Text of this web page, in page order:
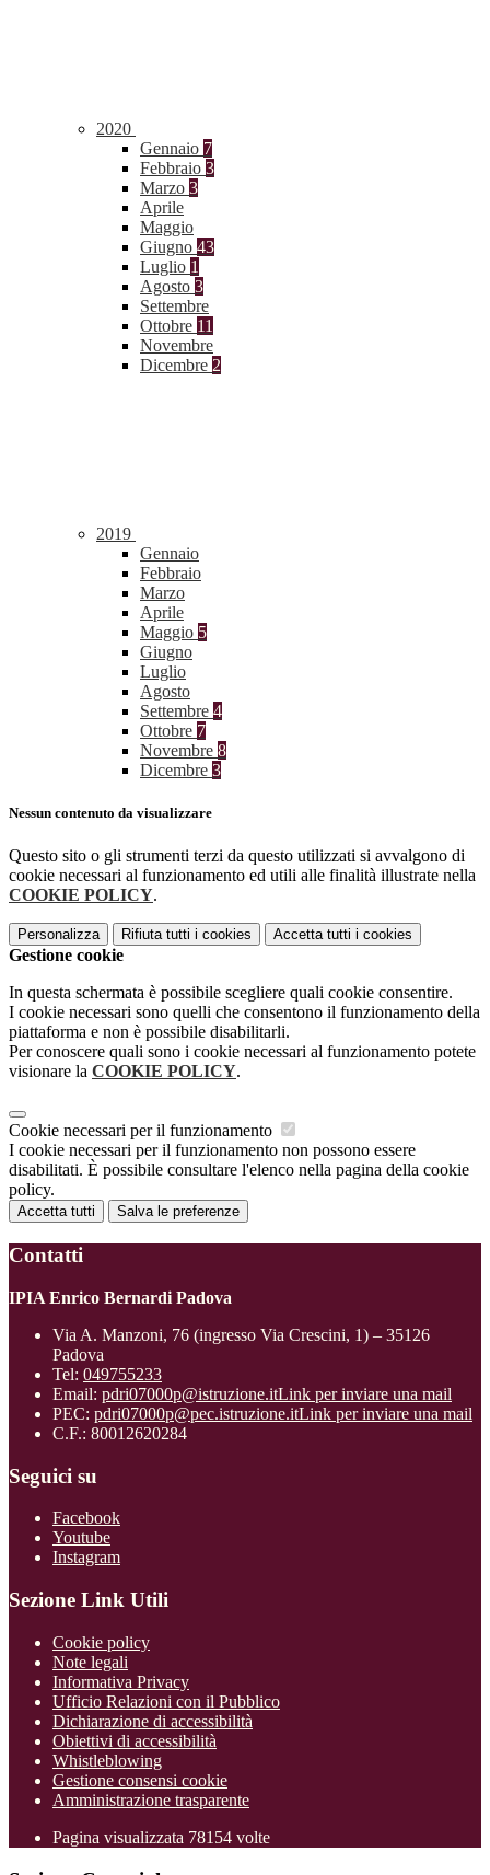
2020
Gennaio 7
Febbraio 3
Marzo 3
Aprile
Maggio
Giugno 43
Luglio 1
Agosto 3
Settembre
Ottobre 11
Novembre
Dicembre 2
2019
Gennaio
Febbraio
Marzo
Aprile
Maggio 5
Giugno
Luglio
Agosto
Settembre 4
Ottobre 7
Novembre 8
Dicembre 3
Nessun contenuto da visualizzare
Questo sito o gli strumenti terzi da questo utilizzati si avvalgono di
cookie necessari al funzionamento ed utili alle finalità illustrate nella
COOKIE POLICY.
Personalizza Rifiuta tutti i cookies Accetta tutti i cookies
Gestione cookie
In questa schermata è possibile scegliere quali cookie consentire.
I cookie necessari sono quelli che consentono il funzionamento della
piattaforma e non è possibile disabilitarli.
Per conoscere quali sono i cookie necessari al funzionamento potete
visionare la COOKIE POLICY.
Cookie necessari per il funzionamento
I cookie necessari per il funzionamento non possono essere
disabilitati. È possibile consultare l'elenco nella pagina della cookie
policy.
Accetta tutti Salva le preferenze
Contatti
IPIA Enrico Bernardi Padova
Via A. Manzoni, 76 (ingresso Via Crescini, 1) – 35126
Padova
Tel: 049755233
Email: pdri07000p@istruzione.itLink per inviare una mail
PEC: pdri07000p@pec.istruzione.itLink per inviare una mail
C.F.: 80012620284
Seguici su
Facebook
Youtube
Instagram
Sezione Link Utili
Cookie policy
Note legali
Informativa Privacy
Ufficio Relazioni con il Pubblico
Dichiarazione di accessibilità
Obiettivi di accessibilità
Whistleblowing
Gestione consensi cookie
Amministrazione trasparente
Pagina visualizzata 78154 volte